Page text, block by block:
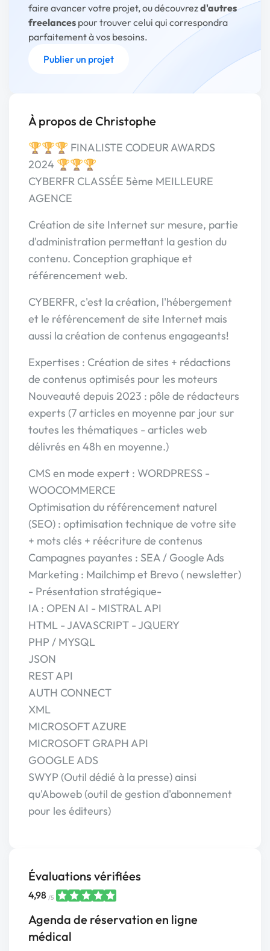
faire avancer votre projet, ou découvrezd'autres
freelances pour trouver celui qui correspondra
parfaitement à vos besoins.
Publier un projet
À propos de Christophe
🏆🏆🏆 FINALISTE CODEUR AWARDS
2024 🏆🏆🏆
CYBERFR CLASSÉE 5ème MEILLEURE
AGENCE
Création de site Internet sur mesure, partie
d'administration permettant la gestion du
contenu. Conception graphique et
référencement web.
CYBERFR, c'est la création, l'hébergement
et le référencement de site Internet mais
aussi la création de contenus engageants!
Expertises : Création de sites + rédactions
de contenus optimisés pour les moteurs
Nouveauté depuis 2023 : pôle de rédacteurs
experts (7 articles en moyenne par jour sur
toutes les thématiques - articles web
délivrés en 48h en moyenne.)
CMS en mode expert : WORDPRESS -
WOOCOMMERCE
Optimisation du référencement naturel
(SEO) : optimisation technique de votre site
+ mots clés + réécriture de contenus
Campagnes payantes : SEA / Google Ads
Marketing : Mailchimp et Brevo ( newsletter)
- Présentation stratégique-
IA : OPEN AI - MISTRAL API
HTML - JAVASCRIPT - JQUERY
PHP / MYSQL
JSON
REST API
AUTH CONNECT
XML
MICROSOFT AZURE
MICROSOFT GRAPH API
GOOGLE ADS
SWYP (Outil dédié à la presse) ainsi
qu'Aboweb (outil de gestion d'abonnement
pour les éditeurs)
Évaluations vérifiées
4,98 /5
Agenda de réservation en ligne
médical